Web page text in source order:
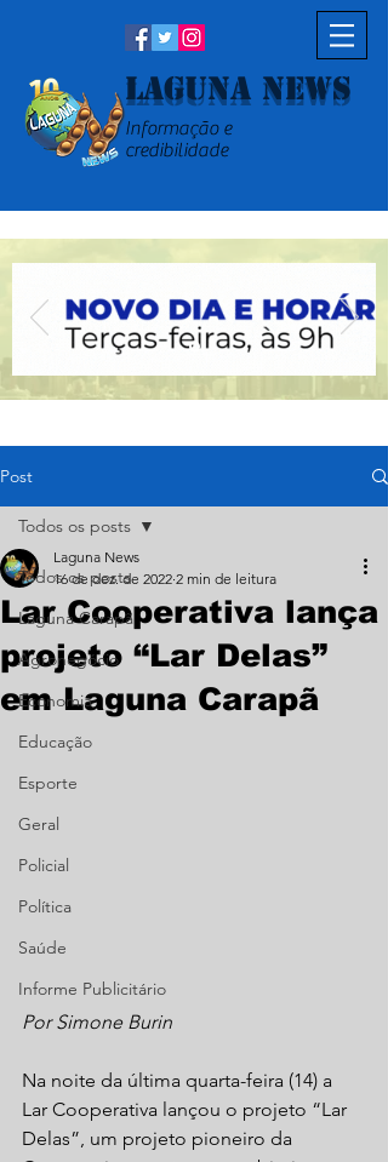
Laguna News
Informação e
credibilidade
Post
Todos os posts
Laguna Carapã
Agronegócio
Economia
Educação
Esporte
Geral
Policial
Política
Saúde
Informe Publicitário
Todos os posts
Lar Cooperativa lança
projeto “Lar Delas”
em Laguna Carapã
Laguna News
16 de dez. de 2022 2 min de leitura
Por Simone Burin
Na noite da última quarta-feira (14) a
Lar Cooperativa lançou o projeto “Lar
Delas”, um projeto pioneiro da